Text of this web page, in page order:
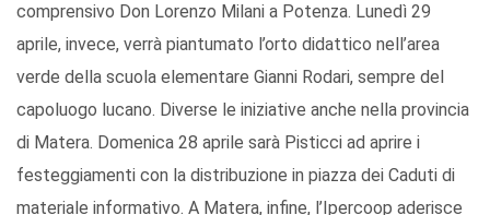
comprensivo Don Lorenzo Milani a Potenza. Lunedì 29
aprile, invece, verrà piantumato l’orto didattico nell’area
verde della scuola elementare Gianni Rodari, sempre del
capoluogo lucano. Diverse le iniziative anche nella provincia
di Matera. Domenica 28 aprile sarà Pisticci ad aprire i
festeggiamenti con la distribuzione in piazza dei Caduti di
materiale informativo. A Matera, infine, l’Ipercoop aderisce